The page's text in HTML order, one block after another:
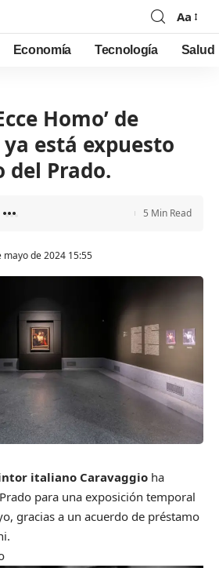
Font
Resizer
Aa
Economía Tecnología Salud
Homo’ de
está expuesto
del Prado.
mayo de 2024 15:55
5 Min Read
italiano Caravaggio ha
para una exposición temporal
gracias a un acuerdo de préstamo